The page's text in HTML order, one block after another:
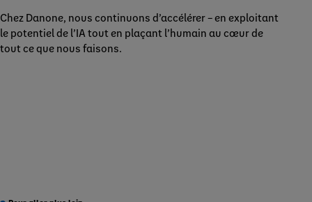
Chez Danone, nous continuons d’accélérer – en exploitant
le potentiel de l’IA tout en plaçant l’humain au cœur de
tout ce que nous faisons.